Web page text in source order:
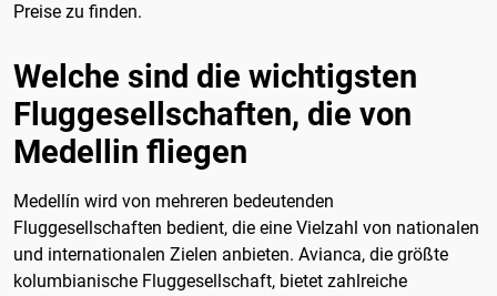
Preise zu finden.
Welche sind die wichtigsten
Fluggesellschaften, die von
Medellin fliegen
Medellín wird von mehreren bedeutenden
Fluggesellschaften bedient, die eine Vielzahl von nationalen
und internationalen Zielen anbieten. Avianca, die größte
kolumbianische Fluggesellschaft, bietet zahlreiche